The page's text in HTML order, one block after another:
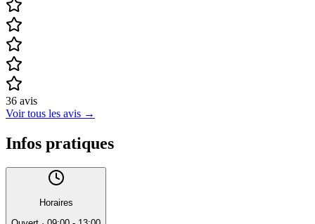
36 avis
Voir tous les avis →
Infos pratiques
Horaires